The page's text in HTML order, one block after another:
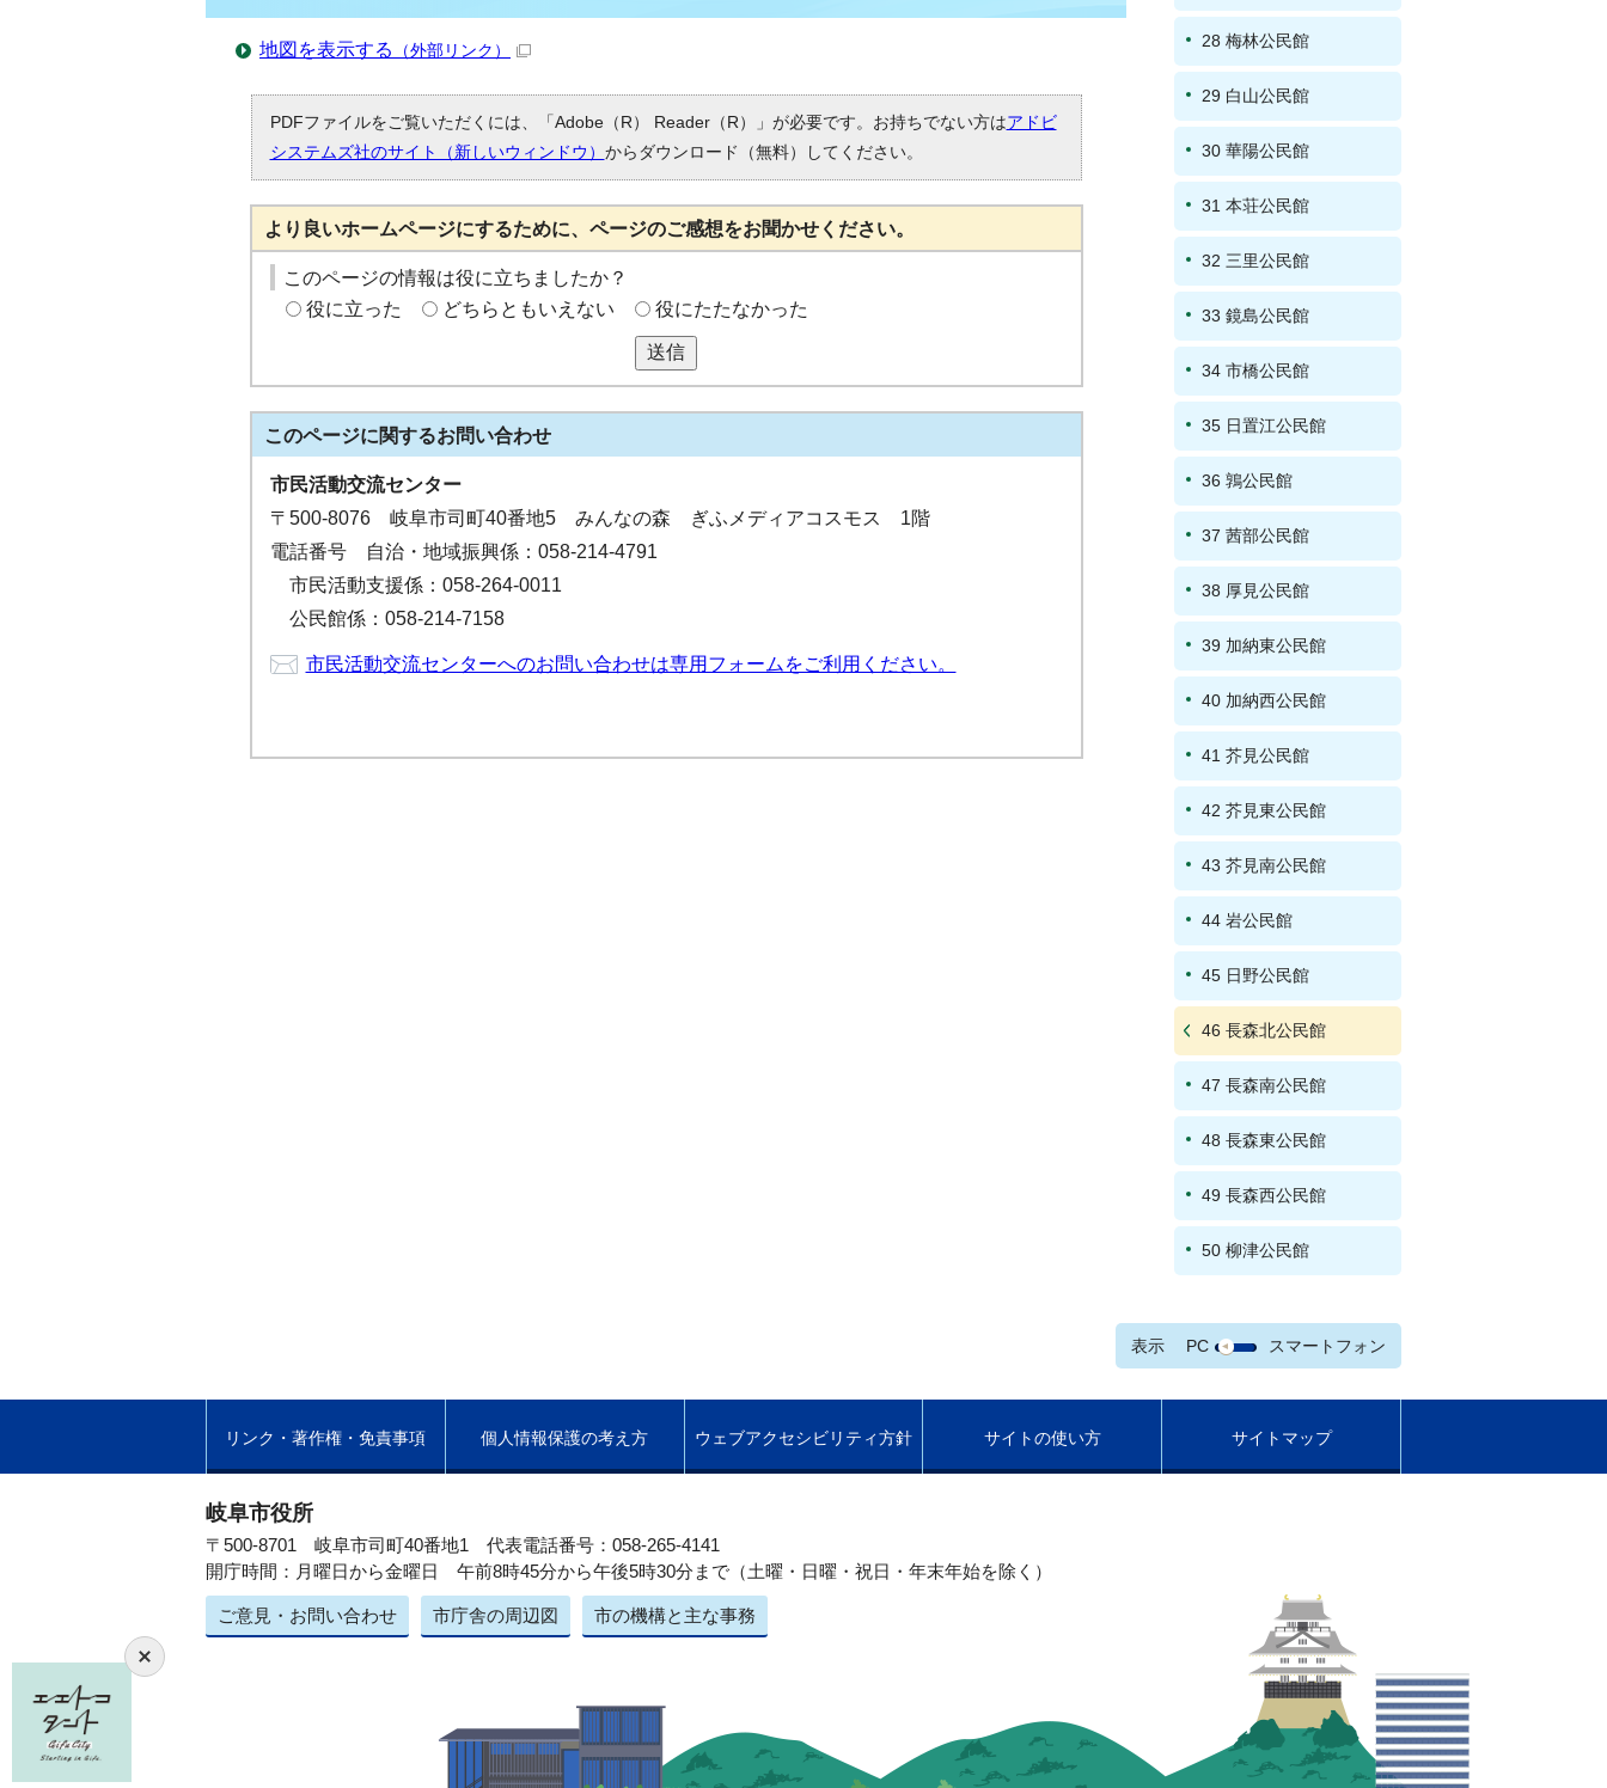
地図を表示する （外部リンク）
PDFファイルをご覧いただくには、「Adobe（R） Reader（R）」が必要です。お持ちでない方はアドビ
システムズ社のサイト（新しいウィンドウ） からダウンロード（無料）してください。
より良いホームページにするために、ページのご感想をお聞かせください。
このページの情報は役に立ちましたか？
役に立った
どちらともいえない 役にたたなかった
送信
このページに関するお問い合わせ
市民活動交流センター
〒500-8076 岐阜市司町40番地5 みんなの森 ぎふメディアコスモス 1階
電話番号 自治・地域振興係：058-214-4791
市民活動支援係：058-264-0011
公民館係：058-214-7158
市民活動交流センターへのお問い合わせは専用フォームをご利用ください。
28 梅林公民館
29 白山公民館
30 華陽公民館
31 本荘公民館
32 三里公民館
33 鏡島公民館
34 市橋公民館
35 日置江公民館
36 鶉公民館
37 茜部公民館
38 厚見公民館
39 加納東公民館
40 加納西公民館
41 芥見公民館
42 芥見東公民館
43 芥見南公民館
44 岩公民館
45 日野公民館
46 長森北公民館
47 長森南公民館
48 長森東公民館
49 長森西公民館
50 柳津公民館
表示 PC スマートフォン
リンク・著作権・免責事項 個人情報保護の考え方 ウェブアクセシビリティ方針 サイトの使い方 サイトマップ
岐阜市役所
〒500-8701 岐阜市司町40番地1 代表電話番号：058-265-4141
開庁時間：月曜日から金曜日 午前8時45分から午後5時30分まで（土曜・日曜・祝日・年末年始を除く）
ご意見・お問い合わせ 市庁舎の周辺図 市の機構と主な事務